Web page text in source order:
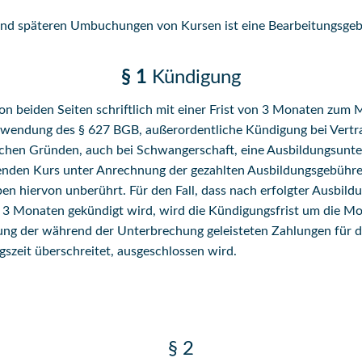
späteren Umbuchungen von Kursen ist eine
§ 1 Kündigung
beiden Seiten schriftlich mit einer Frist von 3 Monaten zum
des § 627 BGB, außerordentliche Kündigung bei
Gründen, auch bei Schwangerschaft, eine
Kurs unter Anrechnung der gezahlten
hiervon unberührt. Für den Fall, dass nach erfolgter
Monaten gekündigt wird, wird die Kündigungsfrist um die
der während der Unterbrechung geleisteten Zahlungen für
überschreitet, ausgeschlossen wird.
§ 2